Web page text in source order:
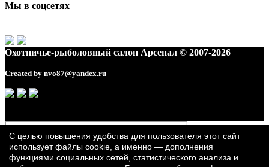
Мы в соцсетях
Охотничье-рыболовный салон Арсенал © 2007-2026
Created by nvo87@yandex.ru
С целью повышения удобства для пользователя этот сайт
использует файлы cookie, а именно — дополнения
функциями социальных сетей, статистического анализа и